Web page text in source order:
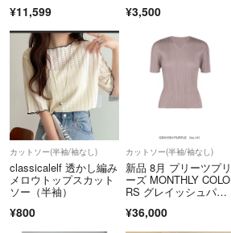
¥11,599 ¥3,500
カットソー(半袖/袖なし)
classicalelf 透かし編み
メロウトップスカット
ソー（半袖）
¥800
カットソー(半袖/袖なし)
新品 8月 プリーツプリ
ーズ MONTHLY COLO
RS グレイッシュパー
¥36,000